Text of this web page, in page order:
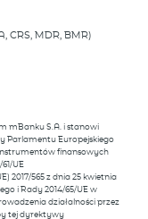
CRS, MDR, BMR)
mBanku S.A. i stanowi
Parlamentu Europejskiego
instrumentów finansowych
UE
2017/565 z dnia 25 kwietnia
i Rady 2014/65/UE w
działalności przez
tej dyrektywy